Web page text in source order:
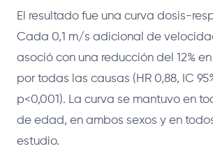
El resultado fue una curva dosis-
Cada 0,1 m/s adicional de
asoció con una reducción del 12%
por todas las causas (HR 0,88, IC
p<0,001). La curva se mantuvo en
de edad, en ambos sexos y en
estudio.